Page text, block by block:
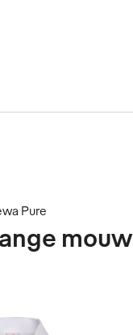
mouw
Pure